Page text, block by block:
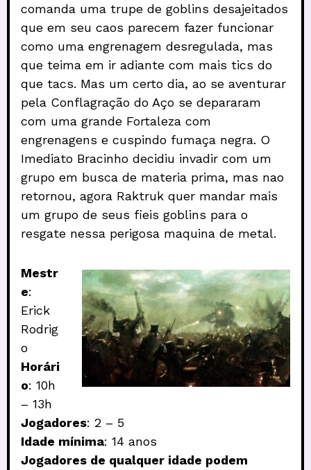
comanda uma trupe de goblins desajeitados
que em seu caos parecem fazer funcionar
como uma engrenagem desregulada, mas
que teima em ir adiante com mais tics do
que tacs. Mas um certo dia, ao se aventurar
pela Conflagração do Aço se depararam
com uma grande Fortaleza com
engrenagens e cuspindo fumaça negra. O
Imediato Bracinho decidiu invadir com um
grupo em busca de materia prima, mas nao
retornou, agora Raktruk quer mandar mais
um grupo de seus fieis goblins para o
resgate nessa perigosa maquina de metal.
Mestr
e:
Erick
Rodrig
o
Horári
o: 10h
– 13h
Jogadores: 2 – 5
Idade mínima: 14 anos
Jogadores de qualquer idade podem